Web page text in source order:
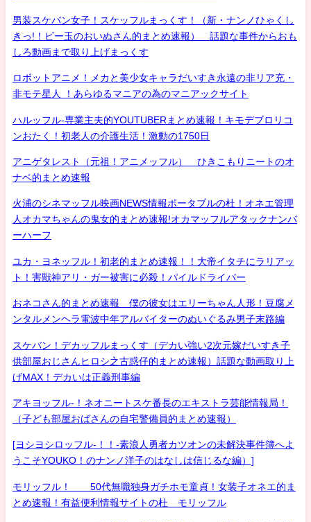
男装スケバン女子！スケッフルまっくす！（新・ナンノひゃくし
きっ!！ビー玉のおいぬさん的まとめ速報） 話題な事件からおも
しろ動画まで取り上げまっくす
ロボットアニメ！メカと美少女キャラだいすき永遠の非リア充・
非モテ星人 ！あらゆるマニアの為のマニアックサイト
ハルッフル-専業主夫的YOUTUBERまとめ速報！キモデブロリコ
ンおたく！初老人の介護生活！激動の1750日
アニゲタレスト（元祖！アニメッフル） ひきこもりニートのオ
ナベ的まとめ速報
火浦のシネマッフル映画NEWS情報ポータブルの杜！オネエ管理
人オカマちゃんの鬼女的まとめ速報!オカマッフルアタックナンバ
ーハーフ
ユカ・ヨネッフル！初老的まとめ速報！！大帝イタチにラリアッ
ト！害獣神アリ・ガー被害に必殺！パイルドライバー
おネコさん的まとめ速報 僕の彼女はエリーちゃん人形！豆腐メ
ンタルメンヘラ電波中年アルバイターのぬいぐるみ男子末路編
スケバン！デカッフルまっくす（デカい強い2次元嫁だいすき子
供部屋おじさんヒロシ之古惑仔的まとめ速報）話題な動画取り上
げMAX！デカいは正義刑事編
アキヨッフル-！ネオニートスケ番長のエキストラ芸能情報局！
（子ども部屋おばさんの自宅警備員的まとめ速報）
[ヨシヨシロッフル-！！-素浪人勇者カツオンの未解決事件簿へよ
うこそYOUKO！のナンノ洋子のはなしは信じるな編）]
モリッフル！ 50代無職独身ガチホモ童貞！女装子オネエ的ま
とめ速報！有益便利情報サイトの杜 モリッフル